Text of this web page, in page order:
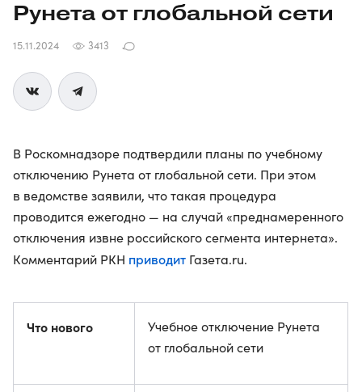
Рунета от глобальной сети
15.11.2024 3413
В Роскомнадзоре подтвердили планы по учебному
отключению Рунета от глобальной сети. При этом
в ведомстве заявили, что такая процедура
проводится ежегодно — на случай «преднамеренного
отключения извне российского сегмента интернета».
Комментарий РКН приводит Газета.ru.
Что нового
Учебное отключение Рунета
от глобальной сети